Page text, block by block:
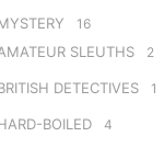
16
SLEUTHS 2
DETECTIVES 1
BOILED 4